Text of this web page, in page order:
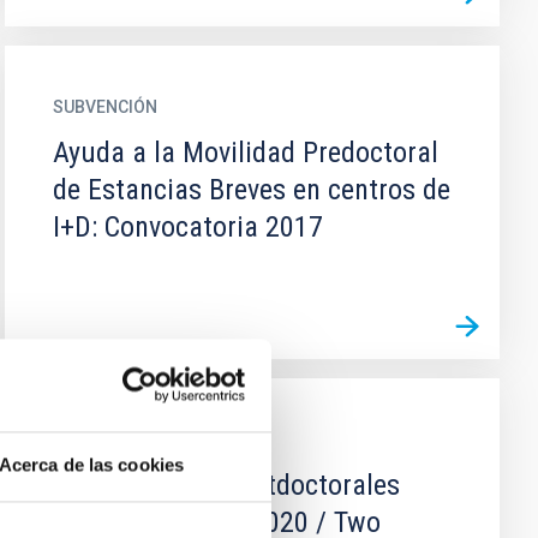
de las cookies
SUBVENCIÓN
Ayuda a la Movilidad Predoctoral
de Estancias Breves en centros de
I+D: Convocatoria 2017
Dos contratos postdoctorales
Atmosfera Solar 2020 / Two